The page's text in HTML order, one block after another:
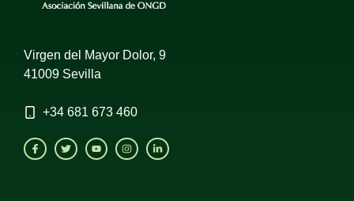
Virgen del Mayor Dolor, 9
41009 Sevilla
+34 681 673 460